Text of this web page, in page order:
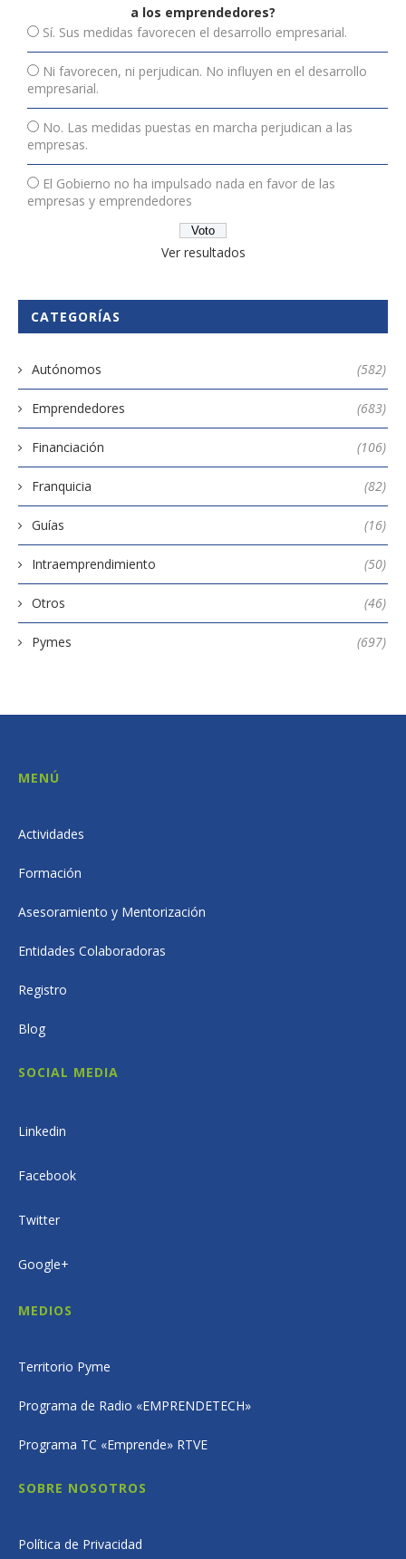
a los emprendedores?
Sí. Sus medidas favorecen el desarrollo empresarial.
Ni favorecen, ni perjudican. No influyen en el desarrollo
empresarial.
No. Las medidas puestas en marcha perjudican a las
empresas.
El Gobierno no ha impulsado nada en favor de las
empresas y emprendedores
Ver resultados
CATEGORÍAS
Autónomos (582)
Emprendedores (683)
Financiación (106)
Franquicia (82)
Guías (16)
Intraemprendimiento (50)
Otros (46)
Pymes (697)
MENÚ
Actividades
Formación
Asesoramiento y Mentorización
Entidades Colaboradoras
Registro
Blog
SOCIAL MEDIA
Linkedin
Facebook
Twitter
Google+
MEDIOS
Territorio Pyme
Programa de Radio «EMPRENDETECH»
Programa TC «Emprende» RTVE
SOBRE NOSOTROS
Política de Privacidad